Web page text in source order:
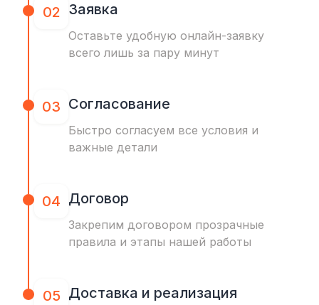
02 Заявка
Оставьте удобную онлайн-заявку
всего лишь за пару минут
03 Согласование
Быстро согласуем все условия и
важные детали
04 Договор
Закрепим договором прозрачные
правила и этапы нашей работы
05 Доставка и реализация